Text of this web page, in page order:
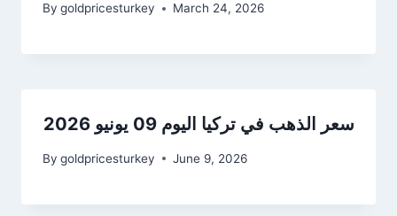
By goldpricesturkey March 24, 2026
سعر الذهب في تركيا اليوم 09 يونيو 2026
By goldpricesturkey June 9, 2026